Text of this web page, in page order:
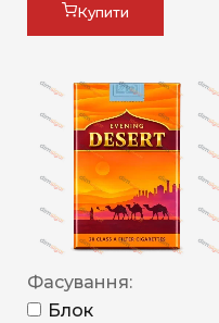
Купити
Фасування:
Блок